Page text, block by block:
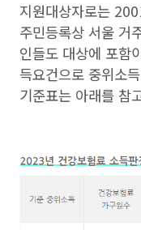
지원대상자로는
주민등록상 서울 거
인들도 대상에 포함
득요건으로 중위소
기준표는 아래를 참